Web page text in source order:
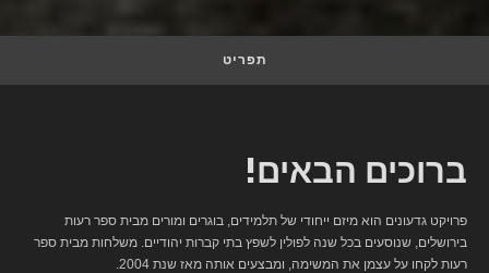
תפריט
ברוכים הבאים!
פרויקט גדעונים הוא מיזם ייחודי של תלמידים, בוגרים ומורים מבית ספר רעות
בירושלים, שנוסעים בכל שנה לפולין לשפץ בתי קברות יהודיים. משלחות מבית ספר
רעות לקחו על עצמן את המשימה, ומבצעים אותה מאז שנת 2004.